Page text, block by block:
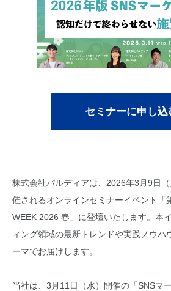
セミナーに申し込
株式会社パルディアは、2026年3月9日
催されるオンラインセミナーイベント「
WEEK 2026 春」に登壇いたします。本
ィング領域の最新トレンドや実践ノウハ
ーマでお届けします。
当社は、3月11日（水）開催の「SNSマ